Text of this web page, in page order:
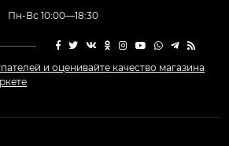
Пн-Вс 10:00—18:30